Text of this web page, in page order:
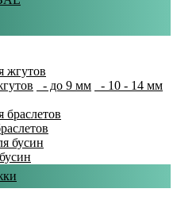
- до 9 мм
- 10 - 14 мм